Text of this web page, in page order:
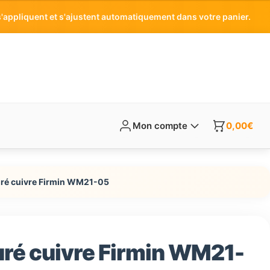
et s'ajustent automatiquement dans votre panier.
Mon compte 0,00€
cuivre Firmin WM21-05
cuivre Firmin WM21-